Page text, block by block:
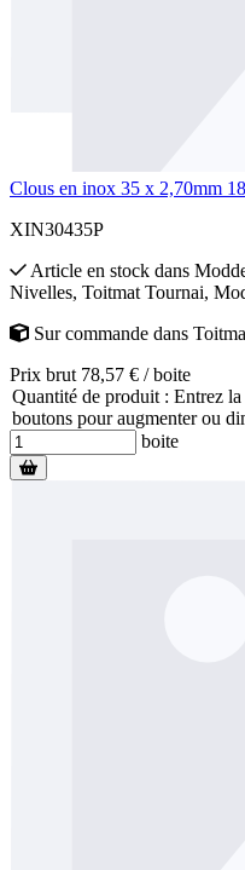
Clous en inox 35 x 2,70mm
XIN30435P
Article en stock dans
Nivelles, Toitmat Tournai,
Sur commande dans
Prix brut 78,57 € / boite
Quantité de produit : Entrez
boutons pour augmenter ou
boite